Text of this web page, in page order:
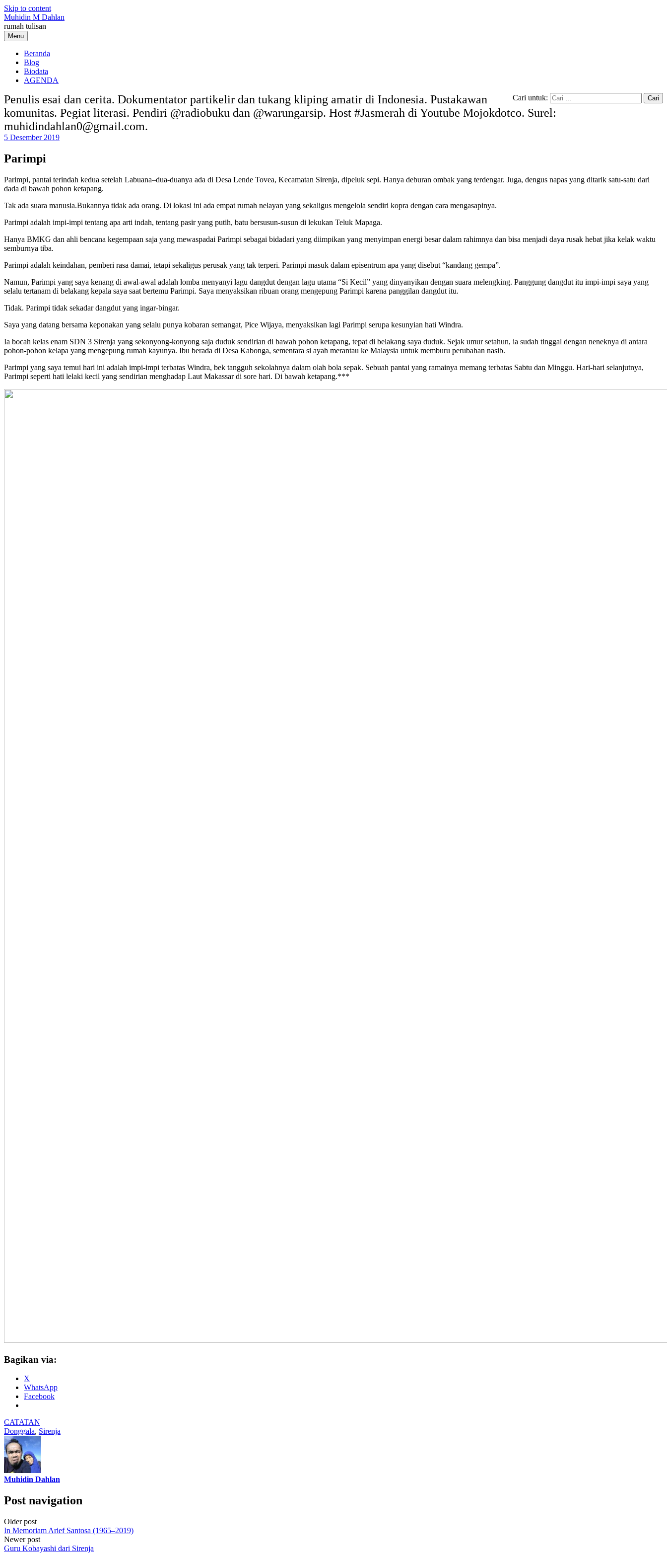
Skip to content
Muhidin M Dahlan
rumah tulisan
Menu
Beranda
Blog
Biodata
AGENDA
Cari untuk:
Penulis esai dan cerita. Dokumentator partikelir dan tukang kliping amatir di Indonesia. Pustakawan
komunitas. Pegiat literasi. Pendiri @radiobuku dan @warungarsip. Host #Jasmerah di Youtube Mojokdotco. Surel:
muhidindahlan0@gmail.com.
5 Desember 2019
Parimpi
Parimpi, pantai terindah kedua setelah Labuana–dua-duanya ada di Desa Lende Tovea, Kecamatan Sirenja, dipeluk sepi. Hanya deburan ombak yang terdengar. Juga, dengus napas yang ditarik satu-satu dari
dada di bawah pohon ketapang.
Tak ada suara manusia.Bukannya tidak ada orang. Di lokasi ini ada empat rumah nelayan yang sekaligus mengelola sendiri kopra dengan cara mengasapinya.
Parimpi adalah impi-impi tentang apa arti indah, tentang pasir yang putih, batu bersusun-susun di lekukan Teluk Mapaga.
Hanya BMKG dan ahli bencana kegempaan saja yang mewaspadai Parimpi sebagai bidadari yang diimpikan yang menyimpan energi besar dalam rahimnya dan bisa menjadi daya rusak hebat jika kelak waktu
semburnya tiba.
Parimpi adalah keindahan, pemberi rasa damai, tetapi sekaligus perusak yang tak terperi. Parimpi masuk dalam episentrum apa yang disebut “kandang gempa”.
Namun, Parimpi yang saya kenang di awal-awal adalah lomba menyanyi lagu dangdut dengan lagu utama “Si Kecil” yang dinyanyikan dengan suara melengking. Panggung dangdut itu impi-impi saya yang
selalu tertanam di belakang kepala saya saat bertemu Parimpi. Saya menyaksikan ribuan orang mengepung Parimpi karena panggilan dangdut itu.
Tidak. Parimpi tidak sekadar dangdut yang ingar-bingar.
Saya yang datang bersama keponakan yang selalu punya kobaran semangat, Pice Wijaya, menyaksikan lagi Parimpi serupa kesunyian hati Windra.
Ia bocah kelas enam SDN 3 Sirenja yang sekonyong-konyong saja duduk sendirian di bawah pohon ketapang, tepat di belakang saya duduk. Sejak umur setahun, ia sudah tinggal dengan neneknya di antara
pohon-pohon kelapa yang mengepung rumah kayunya. Ibu berada di Desa Kabonga, sementara si ayah merantau ke Malaysia untuk memburu perubahan nasib.
Parimpi yang saya temui hari ini adalah impi-impi terbatas Windra, bek tangguh sekolahnya dalam olah bola sepak. Sebuah pantai yang ramainya memang terbatas Sabtu dan Minggu. Hari-hari selanjutnya,
Parimpi seperti hati lelaki kecil yang sendirian menghadap Laut Makassar di sore hari. Di bawah ketapang.***
Bagikan via:
X
WhatsApp
Facebook
CATATAN
Donggala, Sirenja
Muhidin Dahlan
Post navigation
Older post
In Memoriam Arief Santosa (1965–2019)
Newer post
Guru Kobayashi dari Sirenja